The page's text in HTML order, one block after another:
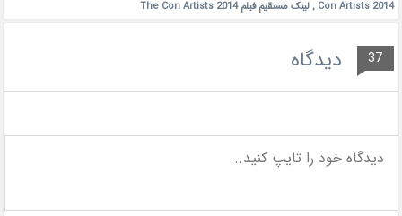
Con Artists 2014
,لینک مستقیم فیلم The Con Artists 2014
37 دیدگاه